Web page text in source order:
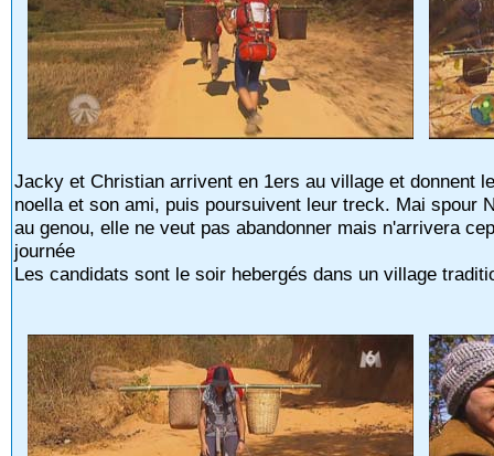
Jacky et Christian arrivent en 1ers au village et donnent
noella et son ami, puis poursuivent leur treck. Mai spour
au genou, elle ne veut pas abandonner mais n'arrivera
journée
Les candidats sont le soir hebergés dans un village